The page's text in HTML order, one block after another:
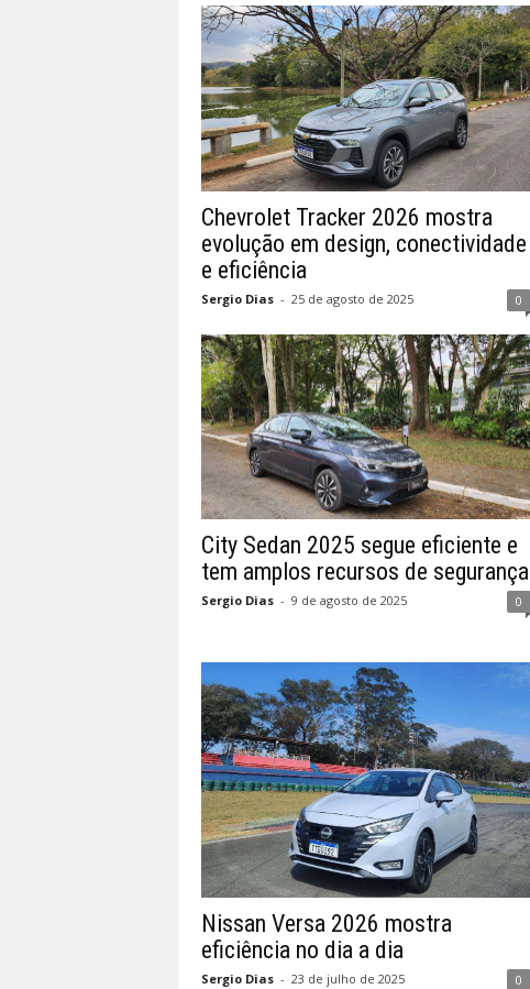
Chevrolet Tracker 2026 mostra
evolução em design, conectividade
e eficiência
Sergio Dias - 25 de agosto de 2025 0
City Sedan 2025 segue eficiente e
tem amplos recursos de segurança
Sergio Dias - 9 de agosto de 2025 0
Nissan Versa 2026 mostra
eficiência no dia a dia
Sergio Dias - 23 de julho de 2025 0